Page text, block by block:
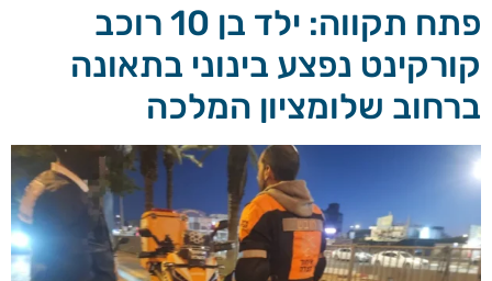
פתח תקווה: ילד בן 10 רוכב
קורקינט נפצע בינוני בתאונה
ברחוב שלומציון המלכה